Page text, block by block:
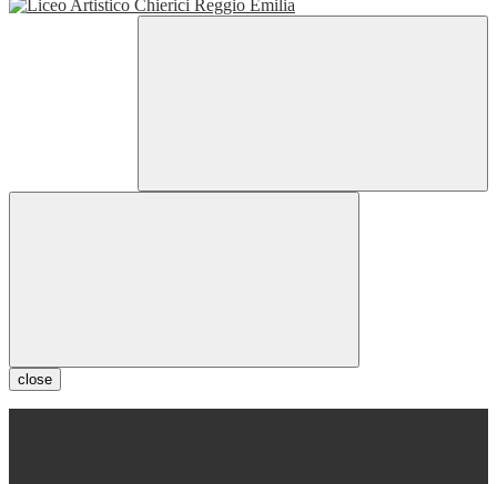
close